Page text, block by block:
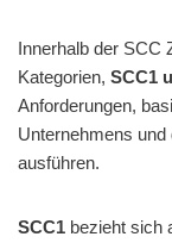
Innerhalb der SCC
Kategorien, SCC1
Anforderungen,
Unternehmens
ausführen.
SCC1 bezieht sich